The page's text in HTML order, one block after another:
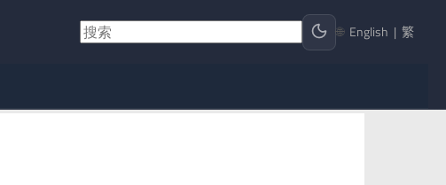
🌐 English | 繁